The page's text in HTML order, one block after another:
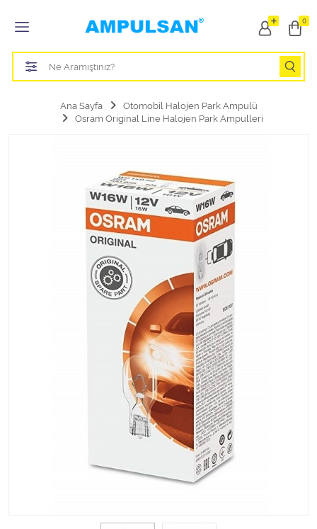
0
Tüm Kategoriler
Led Aydınlatma Ampulü
Otomobil Halojen Far Ampulü
Otomobil Led Far Ampulü
Otomobil Halojen Park Ampulü
Otomobil Led Park Ampulü
Otomobil Gösterge Ampulü
Halojen Off Road Rally Ampulü
Motosiklet Halojen Far Ampulü
Kamyon Halojen Far Ampulü
Kamyon Halojen Park Ampulü
Kamyon Gösterge Ampulü
Ana Sayfa
Otomobil Halojen Park Ampulü
Osram Original Line Halojen Park Ampulleri